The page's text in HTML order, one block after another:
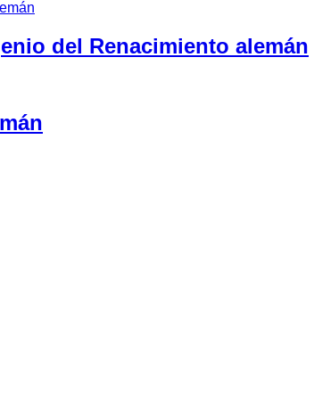
del Renacimiento alemán